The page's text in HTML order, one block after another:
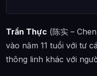
Cảnh giới tu luyện
Trần Thực xuất hiện
Các mối quan hệ
Trần Thực (陈实 –
vào năm 11 tuổi với tư
thông linh khác với